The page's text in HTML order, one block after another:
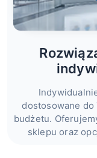
dostosowane
budżetu.
sklepu oraz